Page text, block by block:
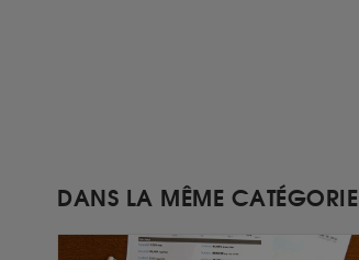
DANS LA MÊME CATÉGORIE